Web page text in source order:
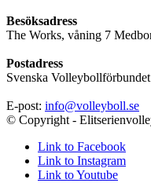
Besöksadress
The Works, våning 7
Postadress
Svenska
E-post: info@volleyboll.se
© Copyright -
Link to Facebook
Link to Instagram
Link to Youtube